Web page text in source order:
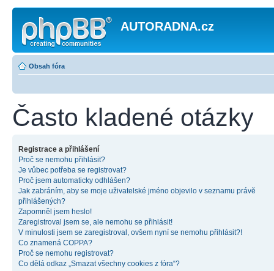
AUTORADNA.cz
Obsah fóra
Často kladené otázky
Registrace a přihlášení
Proč se nemohu přihlásit?
Je vůbec potřeba se registrovat?
Proč jsem automaticky odhlášen?
Jak zabráním, aby se moje uživatelské jméno objevilo v seznamu právě
přihlášených?
Zapomněl jsem heslo!
Zaregistroval jsem se, ale nemohu se přihlásit!
V minulosti jsem se zaregistroval, ovšem nyní se nemohu přihlásit?!
Co znamená COPPA?
Proč se nemohu registrovat?
Co dělá odkaz „Smazat všechny cookies z fóra“?